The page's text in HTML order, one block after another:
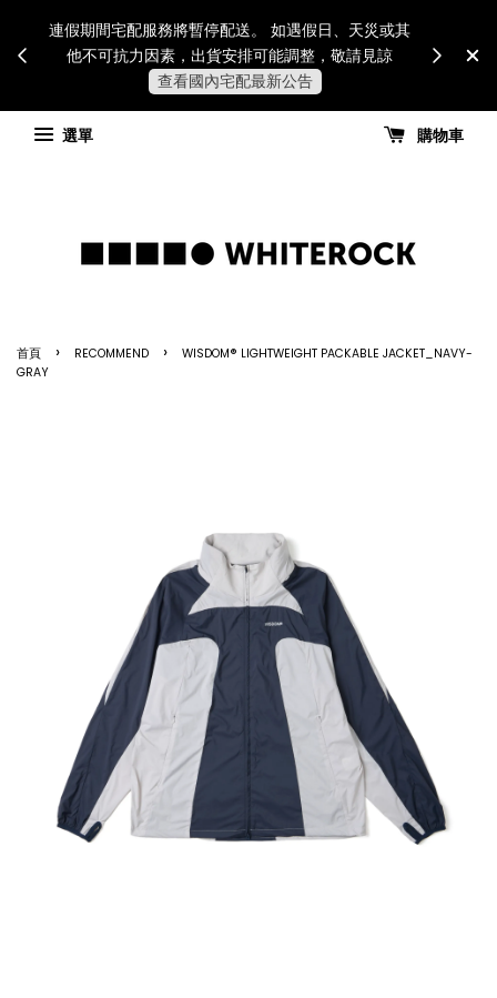
連假期間宅配服務將暫停配送。 如遇假日、天災或其
他不可抗力因素，出貨安排可能調整，敬請見諒
查看國內宅配最新公告
for all
國
選單
購物車
首頁 › RECOMMEND ›
WISDOM® LIGHTWEIGHT PACKABLE JACKET_NAVY-
GRAY